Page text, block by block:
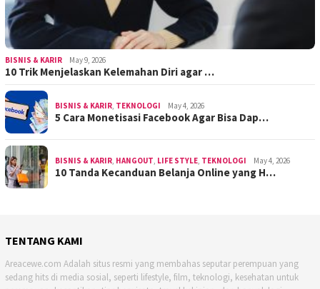
BISNIS & KARIR May 9, 2026
10 Trik Menjelaskan Kelemahan Diri agar …
BISNIS & KARIR TEKNOLOGI May 4, 2026
5 Cara Monetisasi Facebook Agar Bisa Dap…
BISNIS & KARIR HANGOUT LIFE STYLE TEKNOLOGI May 4, 2026
10 Tanda Kecanduan Belanja Online yang H…
TENTANG KAMI
Areacewe.com Adalah situs resmi yang membahas seputar perempuan yang
sedang hits di media sosial, seperti lifestyle, film, teknologi, kesehatan untuk